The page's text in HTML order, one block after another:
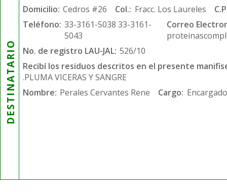
DESTINATARIO
Domicilio: Cedros #26 Col.: Fracc. Los Laureles
Teléfono: 33-3161-5038 33-3161-
5043
Correo
No. de registro LAU-JAL: 526/10
Recibí los residuos descritos en el presente
.PLUMA VICERAS Y SANGRE
Nombre: Perales Cervantes Rene Cargo: